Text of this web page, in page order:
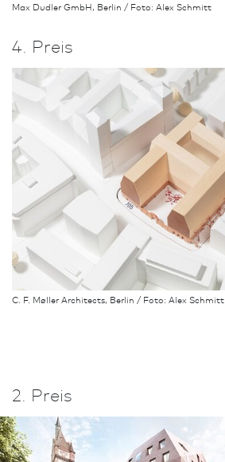
Max Dudler GmbH, Berlin / Foto: Alex Schmitt
4. Preis
C. F. Møller Architects, Berlin / Foto: Alex Schmitt
2. Preis